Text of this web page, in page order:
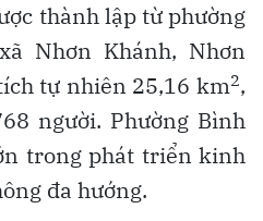
thành lập từ phường
Nhơn Khánh, Nhơn
tự nhiên 25,16 km2,
người. Phường Bình
trong phát triển kinh
đa hướng.